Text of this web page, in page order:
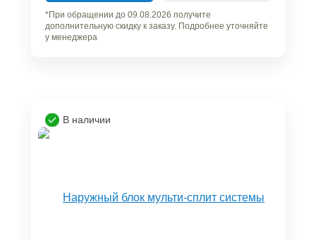
*При обращении до 09.08.2026 получите
дополнительную скидку к заказу. Подробнее уточняйте
у менеджера
В наличии